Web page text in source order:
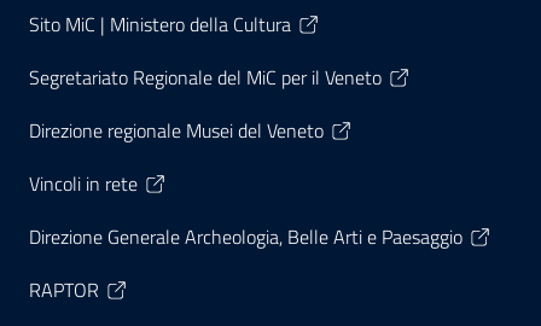
Sito MiC | Ministero della Cultura
Segretariato Regionale del MiC per il Veneto
Direzione regionale Musei del Veneto
Vincoli in rete
Direzione Generale Archeologia, Belle Arti e Paesaggio
RAPTOR